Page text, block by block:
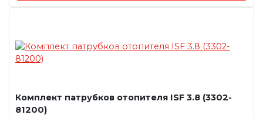
Комплект патрубков отопителя ISF 3.8 (3302-
81200)